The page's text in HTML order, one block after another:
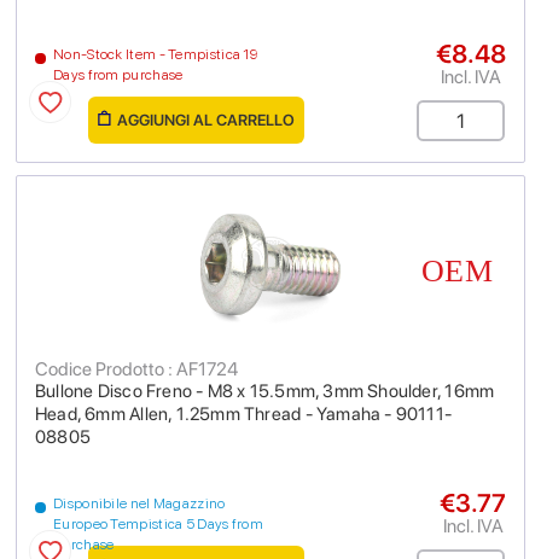
Non-Stock Item - Tempistica 19
Days from purchase
€8.48
Incl. IVA
AGGIUNGI AL CARRELLO
Bullone Disco Freno - M8 x 15.5mm, 3mm Shoulder, 16mm
Head, 6mm Allen, 1.25mm Thread - Yamaha - 90111-
08805
Codice Prodotto : AF1724
Disponibile nel Magazzino
Europeo Tempistica 5 Days from
purchase
€3.77
Incl. IVA